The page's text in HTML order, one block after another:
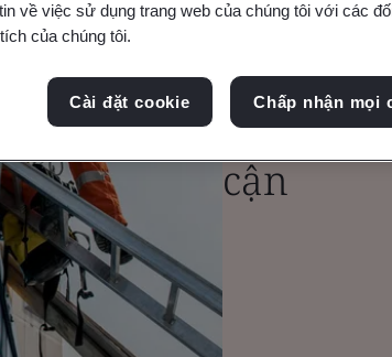
Đảm
nhận
cận
về việc sử dụng trang web của chúng tôi với các
của chúng tôi.
Cài đặt cookie Chấp nhận mọi